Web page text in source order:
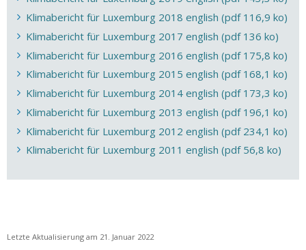
Klimabericht für Luxemburg 2018 english (pdf 116,9 ko)
Klimabericht für Luxemburg 2017 english (pdf 136 ko)
Klimabericht für Luxemburg 2016 english (pdf 175,8 ko)
Klimabericht für Luxemburg 2015 english (pdf 168,1 ko)
Klimabericht für Luxemburg 2014 english (pdf 173,3 ko)
Klimabericht für Luxemburg 2013 english (pdf 196,1 ko)
Klimabericht für Luxemburg 2012 english (pdf 234,1 ko)
Klimabericht für Luxemburg 2011 english (pdf 56,8 ko)
Letzte Aktualisierung am 21. Januar 2022